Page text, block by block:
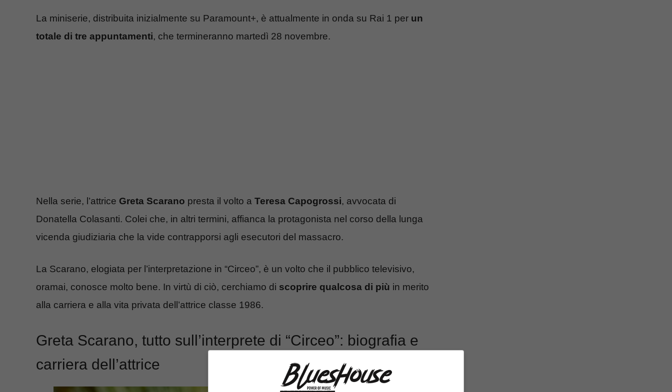
La miniserie, distribuita inizialmente su Paramount+, è attualmente in onda su Rai 1 per un
totale di tre appuntamenti, che termineranno martedì 28 novembre.
Nella serie, l’attrice Greta Scarano presta il volto a Teresa Capogrossi, avvocata di
Donatella Colasanti. Colei che, in altri termini, affianca la protagonista nel corso della lunga
vicenda giudiziaria che la vide contrapporsi agli esecutori del massacro.
La Scarano, elogiata per l’interpretazione in “Circeo”, è un volto che il pubblico televisivo,
oramai, conosce molto bene. In virtù di ciò, cerchiamo di scoprire qualcosa di più in merito
alla carriera e alla vita privata dell’attrice classe 1986.
Greta Scarano, tutto sull’interprete di “Circeo”: biografia e
carriera dell’attrice